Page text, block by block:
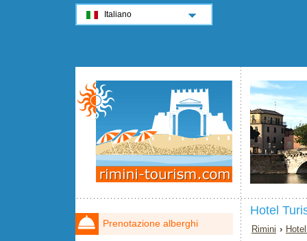
Hotel
Rimini ›
Prenotazione alberghi
Italiano